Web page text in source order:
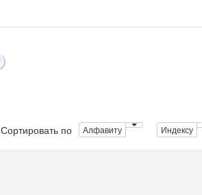
Сортировать по Алфавиту Индексу